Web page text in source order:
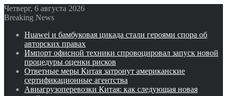
Четверг, 6 августа 2026
Breaking News
Huawei и бамбуковая цикада стали героями спора об
авторских правах
Импорт офисной техники спровоцировал запуск новой
процедуры оценки рисков
Ответные меры Китая затронут американские
сертификационные агентства
Авиагрузоперевозки Китая: как следующая новая